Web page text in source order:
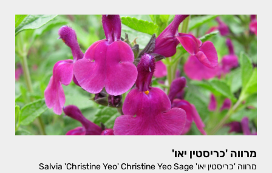
מרווה 'כריסטין יאו'
מרווה 'כריסטין יאו' Salvia 'Christine Yeo' Christine Yeo Sage